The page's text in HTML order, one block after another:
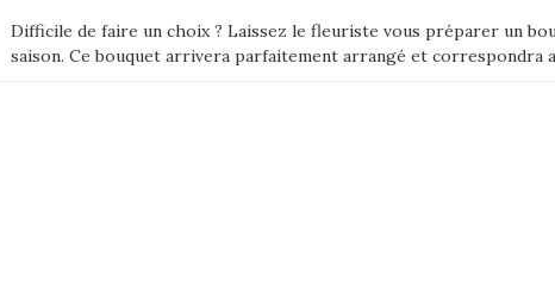
Difficile de faire un choix ? Laissez le fleuriste vous préparer un
saison. Ce bouquet arrivera parfaitement arrangé et correspondra